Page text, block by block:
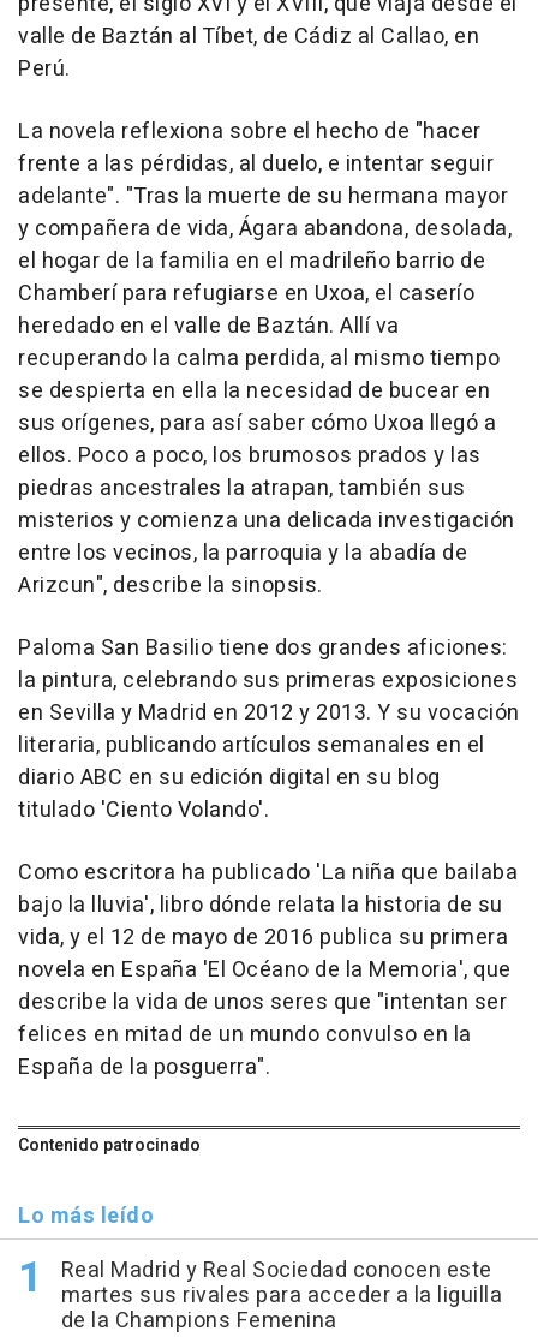
valle de Baztán al Tíbet, de Cádiz al Callao, en
Perú.
La novela reflexiona sobre el hecho de "hacer
frente a las pérdidas, al duelo, e intentar seguir
adelante". "Tras la muerte de su hermana mayor
y compañera de vida, Ágara abandona, desolada,
el hogar de la familia en el madrileño barrio de
Chamberí para refugiarse en Uxoa, el caserío
heredado en el valle de Baztán. Allí va
recuperando la calma perdida, al mismo tiempo
se despierta en ella la necesidad de bucear en
sus orígenes, para así saber cómo Uxoa llegó a
ellos. Poco a poco, los brumosos prados y las
piedras ancestrales la atrapan, también sus
misterios y comienza una delicada investigación
entre los vecinos, la parroquia y la abadía de
Arizcun", describe la sinopsis.
Paloma San Basilio tiene dos grandes aficiones:
la pintura, celebrando sus primeras exposiciones
en Sevilla y Madrid en 2012 y 2013. Y su vocación
literaria, publicando artículos semanales en el
diario ABC en su edición digital en su blog
titulado 'Ciento Volando'.
Como escritora ha publicado 'La niña que bailaba
bajo la lluvia', libro dónde relata la historia de su
vida, y el 12 de mayo de 2016 publica su primera
novela en España 'El Océano de la Memoria', que
describe la vida de unos seres que "intentan ser
felices en mitad de un mundo convulso en la
España de la posguerra".
Contenido patrocinado
Lo más leído
Real Madrid y Real Sociedad conocen este
martes sus rivales para acceder a la liguilla
de la Champions Femenina